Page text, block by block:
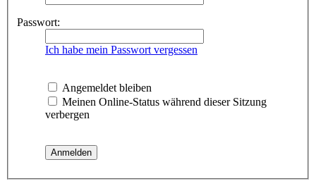
Passwort:
Ich habe mein Passwort vergessen
Angemeldet bleiben
Meinen Online-Status während dieser Sitzung
verbergen